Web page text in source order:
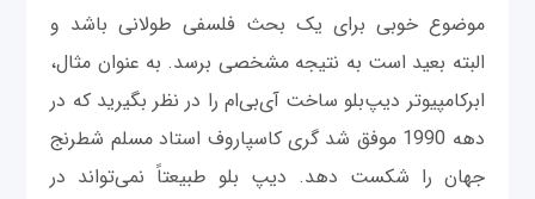
موضوع خوبی برای یک بحث فلسفی طولانی باشد و
البته بعید است به نتیجه مشخصی برسد. به عنوان مثال،
ابرکامپیوتر دیپ‌بلو ساخت آی‌بی‌ام را در نظر بگیرید که در
دهه 1990 موفق شد گری کاسپاروف استاد مسلم شطرنج
جهان را شکست دهد. دیپ بلو طبیعتاً نمی‌تواند در